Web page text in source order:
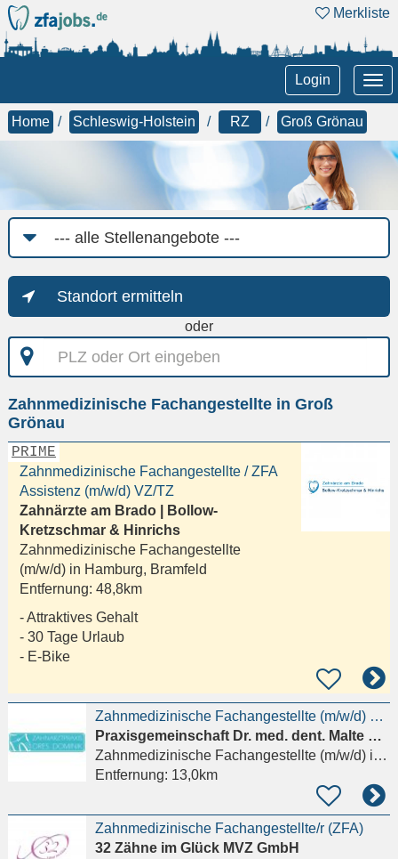
Merkliste
Login
Home Schleswig-Holstein RZ Groß Grönau
Job-
Kategorie
Standort ermitteln
oder
PLZ
oder
eingeben
Zahnmedizinische Fachangestellte in Groß
Grönau
PRIME
Zahnmedizinische Fachangestellte / ZFA
Assistenz (m/w/d) VZ/TZ
Zahnärzte am Brado | Bollow-
Kretzschmar & Hinrichs
Zahnmedizinische Fachangestellte
(m/w/d) in Hamburg, Bramfeld
Entfernung: 48,8km
- Attraktives Gehalt
- 30 Tage Urlaub
- E-Bike
Zahnmedizinische Fachangestellte (m/w/d) gesucht
Praxisgemeinschaft Dr. med. dent. Malte Dominik und Dr. med. dent. Agata Dominik
Zahnmedizinische Fachangestellte (m/w/d)in Ratzeburg
Entfernung: 13,0km
Zahnmedizinische Fachangestellte/r (ZFA)
32 Zähne im Glück MVZ GmbH